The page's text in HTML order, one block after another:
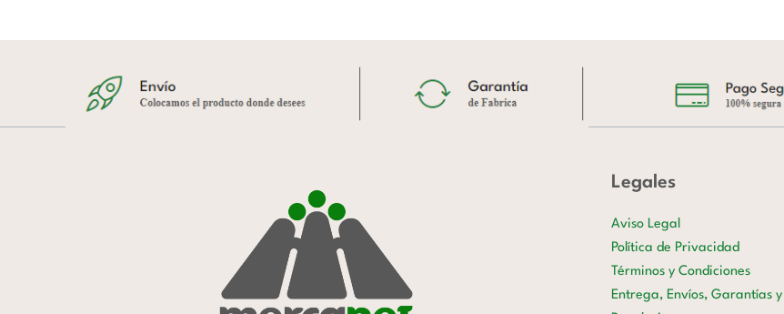
Legales
Aviso Legal
Política de Privacidad
Términos y Condiciones
Entrega, Envíos, Garantías y